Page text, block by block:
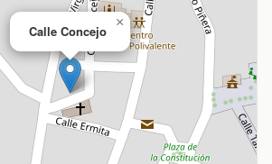
Calle Concejo
×